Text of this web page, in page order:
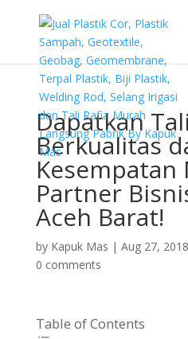
Dapatkan
Berkualitas
Kesempatan
Partner
Aceh Barat!
by Kapuk Mas | Aug 27, 2018
0 comments
Table of Contents